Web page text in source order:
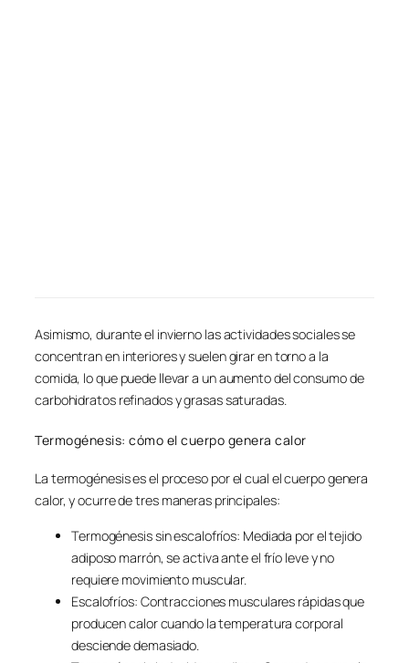
Asimismo, durante el invierno las actividades sociales se
concentran en interiores y suelen girar en torno a la
comida, lo que puede llevar a un aumento del consumo de
carbohidratos refinados y grasas saturadas.
Termogénesis: cómo el cuerpo genera calor
La termogénesis es el proceso por el cual el cuerpo genera
calor, y ocurre de tres maneras principales:
Termogénesis sin escalofríos: Mediada por el tejido
adiposo marrón, se activa ante el frío leve y no
requiere movimiento muscular.
Escalofríos: Contracciones musculares rápidas que
producen calor cuando la temperatura corporal
desciende demasiado.